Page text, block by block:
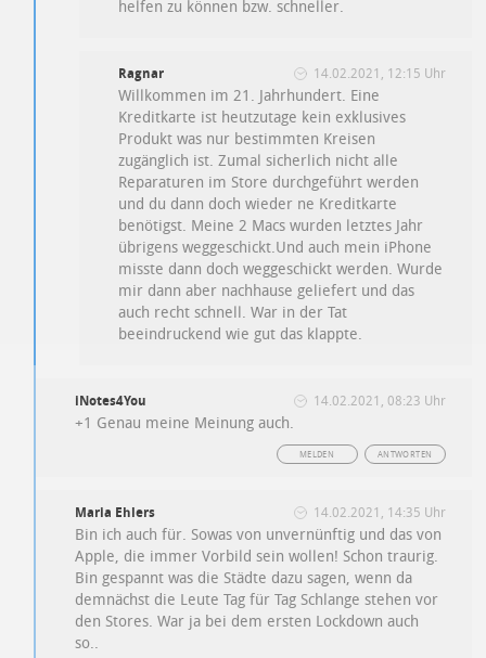
helfen zu können bzw. schneller.
Ragnar 14.02.2021, 12:15 Uhr
Willkommen im 21. Jahrhundert. Eine
Kreditkarte ist heutzutage kein exklusives
Produkt was nur bestimmten Kreisen
zugänglich ist. Zumal sicherlich nicht alle
Reparaturen im Store durchgeführt werden
und du dann doch wieder ne Kreditkarte
benötigst. Meine 2 Macs wurden letztes Jahr
übrigens weggeschickt.Und auch mein iPhone
misste dann doch weggeschickt werden. Wurde
mir dann aber nachhause geliefert und das
auch recht schnell. War in der Tat
beeindruckend wie gut das klappte.
iNotes4You 14.02.2021, 08:23 Uhr
+1 Genau meine Meinung auch.
ANTWORTEN
MELDEN
Maria Ehlers 14.02.2021, 14:35 Uhr
Bin ich auch für. Sowas von unvernünftig und das von
Apple, die immer Vorbild sein wollen! Schon traurig.
Bin gespannt was die Städte dazu sagen, wenn da
demnächst die Leute Tag für Tag Schlange stehen vor
den Stores. War ja bei dem ersten Lockdown auch
so..